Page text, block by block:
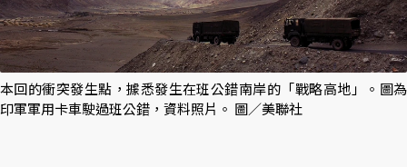
本回的衝突發生點，據悉發生在班公錯南岸的「戰略高地」。圖為
印軍軍用卡車駛過班公錯，資料照片。 圖／美聯社